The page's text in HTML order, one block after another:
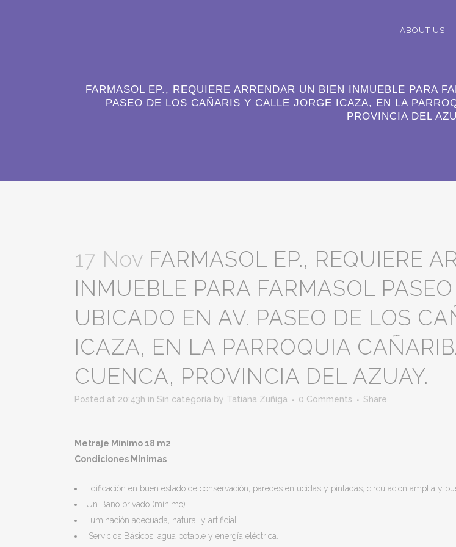
ABOUT US
FARMASOL EP., REQUIERE ARRENDAR UN BIEN INMUEBLE PARA
PASEO DE LOS CAÑARIS Y CALLE JORGE ICAZA, EN LA
PROVINCIA DEL
17 Nov FARMASOL EP., REQUIERE
INMUEBLE PARA FARMASOL
UBICADO EN AV. PASEO DE LOS
ICAZA, EN LA PARROQUIA
CUENCA, PROVINCIA DEL AZUAY.
Posted at 20:43h in Sin categoría by Tatiana Zuñiga 0 Comments Share
Metraje Mínimo 18 m2
Condiciones Mínimas
Edificación en buen estado de conservación, paredes enlucidas y pintadas, circulación amplia y
Un Baño privado (mínimo).
Iluminación adecuada, natural y artificial.
Servicios Básicos: agua potable y energía eléctrica.